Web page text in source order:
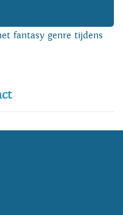
fantasy genre tijdens